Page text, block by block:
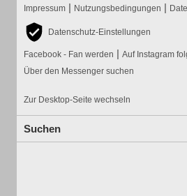
Impressum | Nutzungsbedingungen |
Datenschutz-Einstellungen
Facebook - Fan werden | Auf Instagram
Über den Messenger suchen
Zur Desktop-Seite wechseln
Suchen